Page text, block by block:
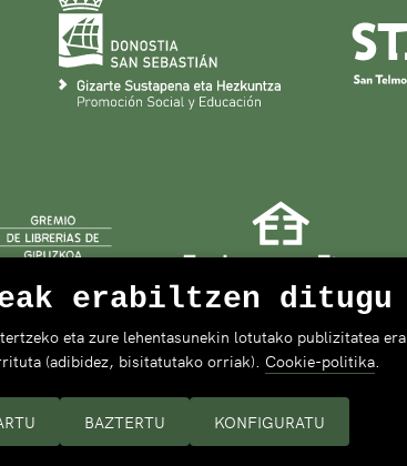
erabiltzen ditugu
eta zure lehentasunekin lotutako publizitatea
(adibidez, bisitatutako orriak). Cookie-politika.
KONFIGURATU
BAZTERTU